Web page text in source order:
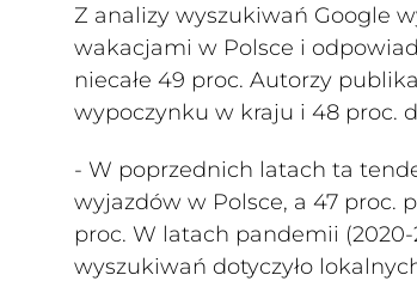
Z analizy wyszukiwań Google
wakacjami w Polsce i
niecałe 49 proc. Autorzy
wypoczynku w kraju i 48 proc.
- W poprzednich latach ta
wyjazdów w Polsce, a 47 proc.
proc. W latach pandemii (2020-
wyszukiwań dotyczyło